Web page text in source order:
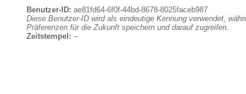
Giorgio Greening, Senior Vice President der globalen
Benutzer-ID: ae81fd64-6f0f-44bd-8678-8025faceb987
Diese Benutzer-ID wird als eindeutige Kennung verwendet,
Präferenzen für die Zukunft speichern und darauf zugreifen.
Zeitstempel: --